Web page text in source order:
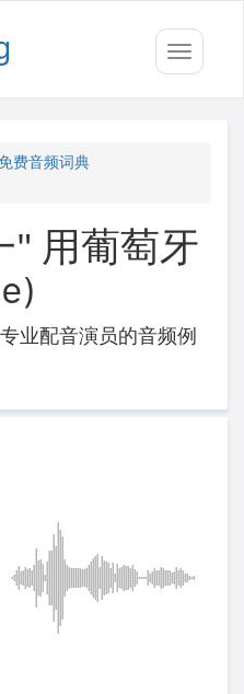
Toggle
费音频词典
" 用葡萄牙
业配音演员的音频例